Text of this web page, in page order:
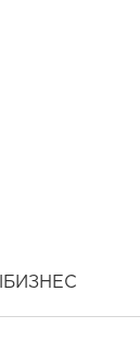
БИЗНЕС